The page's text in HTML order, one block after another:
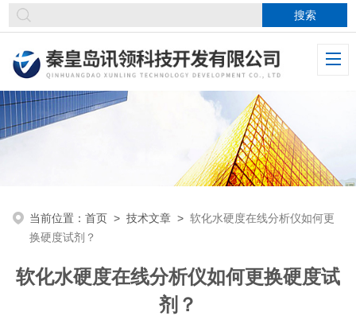
当前位置：首页 >技术文章 >软化水硬度在线分析仪如何更
换硬度试剂？
软化水硬度在线分析仪如何更换硬度试
剂？